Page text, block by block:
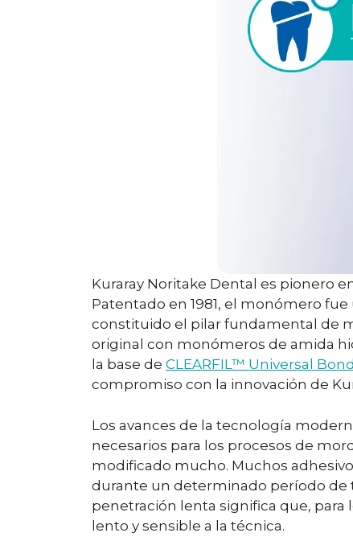
Kuraray Noritake Dental es pionero
Patentado en 1981, el monómero
constituido el pilar fundamental de
original con monómeros de amida
la base de CLEARFIL™ Universal
compromiso con la innovación de
Los avances de la tecnología
necesarios para los procesos de
modificado mucho. Muchos
durante un determinado período de
penetración lenta significa que, para
lento y sensible a la técnica.